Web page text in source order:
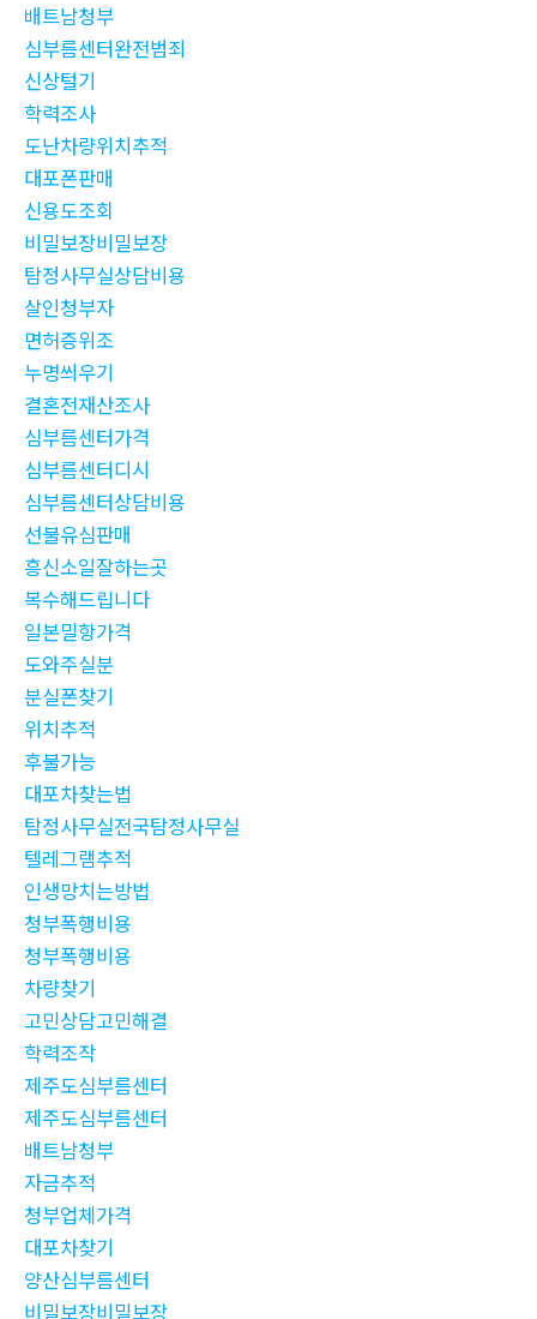
배트남청부
심부름센터완전범죄
신상털기
학력조사
도난차량위치추적
대포폰판매
신용도조회
비밀보장비밀보장
탐정사무실상담비용
살인청부자
면허증위조
누명씌우기
결혼전재산조사
심부름센터가격
심부름센터디시
심부름센터상담비용
선불유심판매
흥신소일잘하는곳
복수해드립니다
일본밀항가격
도와주실분
분실폰찾기
위치추적
후불가능
대포차찾는법
탐정사무실전국탐정사무실
텔레그램추적
인생망치는방법
청부폭행비용
청부폭행비용
차량찾기
고민상담고민해결
학력조작
제주도심부름센터
제주도심부름센터
배트남청부
자금추적
청부업체가격
대포차찾기
양산심부름센터
비밀보장비밀보장